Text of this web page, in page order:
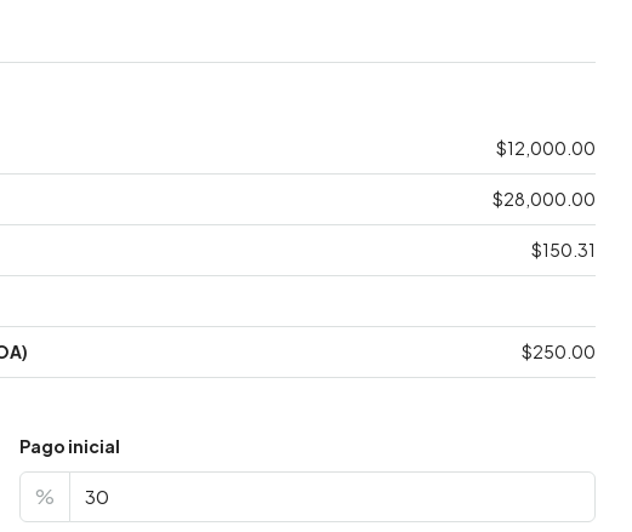
$12,000.00
$28,000.00
$150.31
$250.00
Pago inicial
%